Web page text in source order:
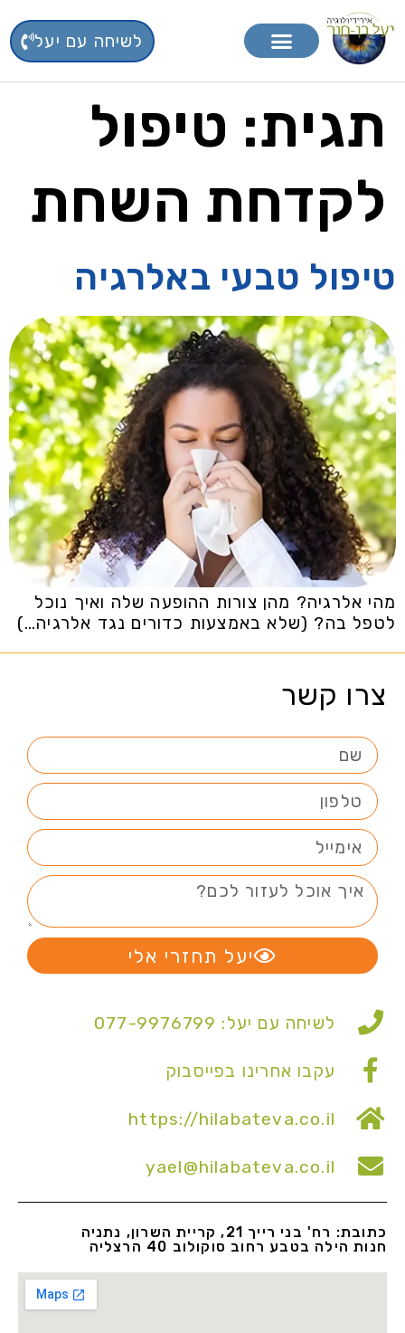
לשיחה עם יעל
תגית: טיפול
לקדחת השחת
טיפול טבעי באלרגיה
מהי אלרגיה? מהן צורות ההופעה שלה ואיך נוכל
לטפל בה? (שלא באמצעות כדורים נגד אלרגיה…)
צרו קשר
יעל תחזרי אלי
לשיחה עם יעל: 077-9976799
עקבו אחרינו בפייסבוק
https://hilabateva.co.il
yael@hilabateva.co.il
כתובת: רח' בני רייך 21, קריית השרון, נתניה
חנות הילה בטבע רחוב סוקולוב 40 הרצליה